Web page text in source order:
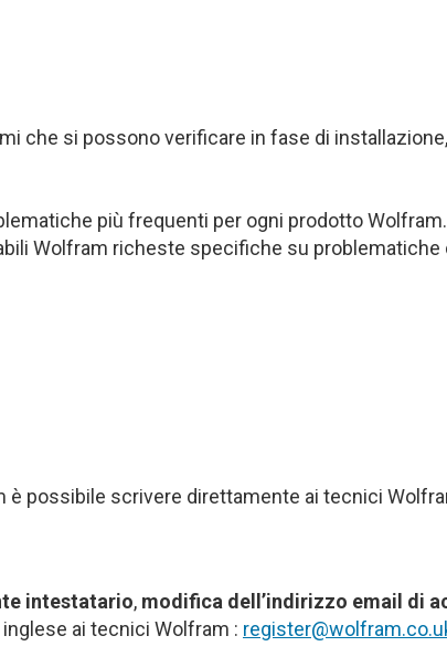
che si possono verificare in fase di
più frequenti per ogni prodotto Wolfram.
Wolfram richeste specifiche su problematiche
è possibile scrivere direttamente ai tecnici
intestatario, modifica dell’indirizzo email di
ai tecnici Wolfram :